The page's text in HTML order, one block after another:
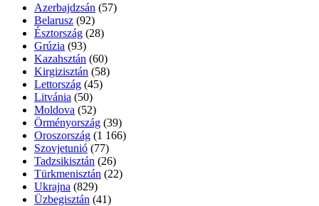
Azerbajdzsán (57)
Belarusz (92)
Észtország (28)
Grúzia (93)
Kazahsztán (60)
Kirgizisztán (58)
Lettország (45)
Litvánia (50)
Moldova (52)
Örményország (39)
Oroszország (1 166)
Szovjetunió (77)
Tadzsikisztán (26)
Türkmenisztán (22)
Ukrajna (829)
Üzbegisztán (41)